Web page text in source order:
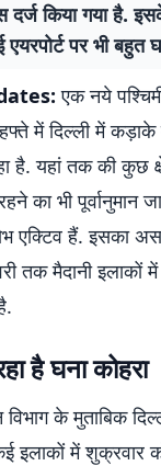
दर्ज किया गया है.
पर भी बहुत
एक नये
में दिल्ली में कड़ाके
है. यहां तक की कुछ
का भी पूर्वानुमान
एक्टिव हैं. इसका
तक मैदानी इलाकों
है घना कोहरा
विभाग के मुताबिक
में शुक्रवार